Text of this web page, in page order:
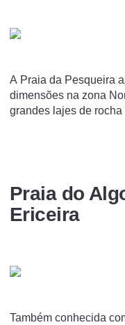
A Praia da Pesqueira
dimensões na zona
grandes lajes de
Praia do
Ericeira
Também conhecida